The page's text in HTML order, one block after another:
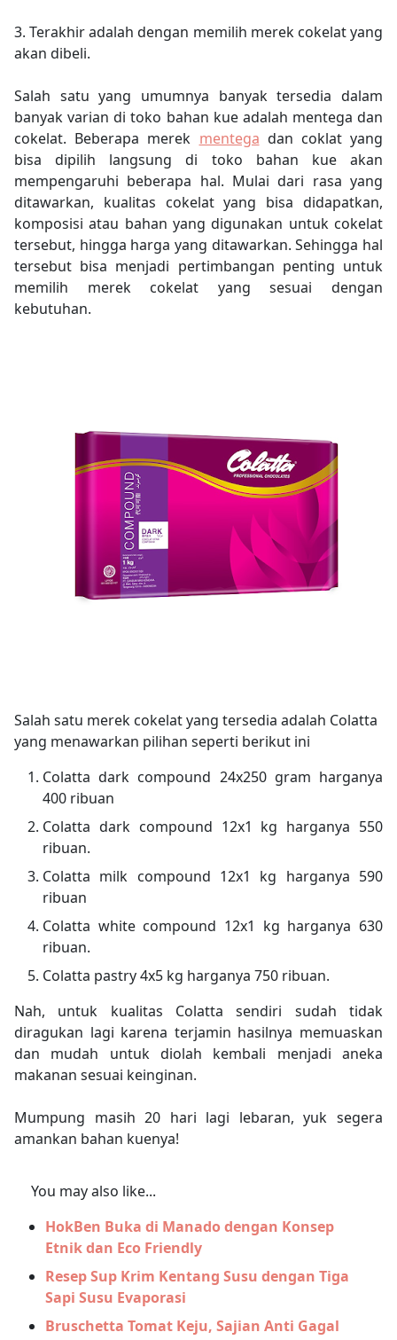
3. Terakhir adalah dengan memilih merek cokelat yang
akan dibeli.
Salah satu yang umumnya banyak tersedia dalam
banyak varian di toko bahan kue adalah mentega dan
cokelat. Beberapa merek mentega dan coklat yang
bisa dipilih langsung di toko bahan kue akan
mempengaruhi beberapa hal. Mulai dari rasa yang
ditawarkan, kualitas cokelat yang bisa didapatkan,
komposisi atau bahan yang digunakan untuk cokelat
tersebut, hingga harga yang ditawarkan. Sehingga hal
tersebut bisa menjadi pertimbangan penting untuk
memilih merek cokelat yang sesuai dengan
kebutuhan.
Salah satu merek cokelat yang tersedia adalah Colatta
yang menawarkan pilihan seperti berikut ini
Colatta dark compound 24x250 gram harganya
400 ribuan
Colatta dark compound 12x1 kg harganya 550
ribuan.
Colatta milk compound 12x1 kg harganya 590
ribuan
Colatta white compound 12x1 kg harganya 630
ribuan.
Colatta pastry 4x5 kg harganya 750 ribuan.
Nah, untuk kualitas Colatta sendiri sudah tidak
diragukan lagi karena terjamin hasilnya memuaskan
dan mudah untuk diolah kembali menjadi aneka
makanan sesuai keinginan.
Mumpung masih 20 hari lagi lebaran, yuk segera
amankan bahan kuenya!
You may also like...
HokBen Buka di Manado dengan Konsep
Etnik dan Eco Friendly
Resep Sup Krim Kentang Susu dengan Tiga
Sapi Susu Evaporasi
Bruschetta Tomat Keju, Sajian Anti Gagal